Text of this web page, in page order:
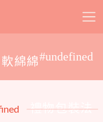
#undefined
軟綿綿
禮物包裝法